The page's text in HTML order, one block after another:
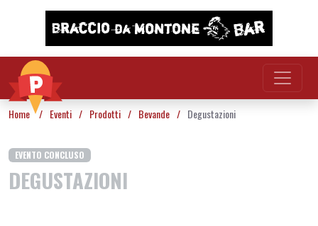
Vai al contenuto
Home / Eventi / Prodotti / Bevande / Degustazioni
EVENTO CONCLUSO
DEGUSTAZIONI